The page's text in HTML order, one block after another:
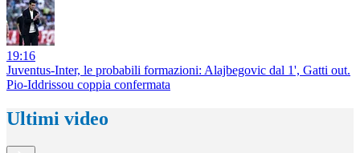
19:16
Juventus-Inter, le probabili formazioni: Alajbegovic dal 1', Gatti out.
Pio-Iddrissou coppia confermata
Ultimi video